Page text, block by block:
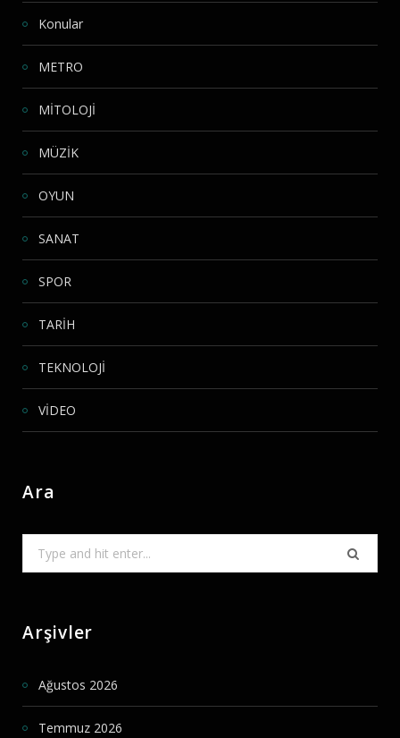
Konular
METRO
MİTOLOJİ
MÜZİK
OYUN
SANAT
SPOR
TARİH
TEKNOLOJİ
VİDEO
Ara
for:
Arşivler
Ağustos 2026
Temmuz 2026